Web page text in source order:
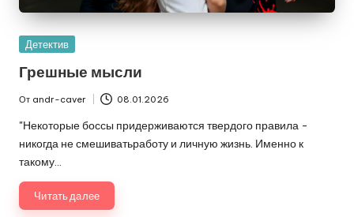
Опубликовано
Детектив
Грешные мысли
Запись
от
От andr-caver 08.01.2026
"Некоторые боссы придерживаются твердого правила -
никогда не смешиватьработу и личную жизнь. Именно к
такому…
Читать далее